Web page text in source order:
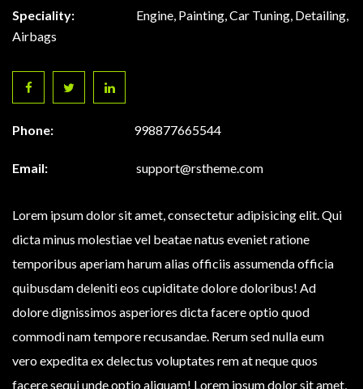
Speciality:
Engine, Painting, Car Tuning, Detailing,
Airbags
Phone: 998877665544
Email: support@rstheme.com
Lorem ipsum dolor sit amet, consectetur adipisicing elit. Qui
dicta minus molestiae vel beatae natus eveniet ratione
temporibus aperiam harum alias officiis assumenda officia
quibusdam deleniti eos cupiditate dolore doloribus! Ad
dolore dignissimos asperiores dicta facere optio quod
commodi nam tempore recusandae. Rerum sed nulla eum
vero expedita ex delectus voluptates rem at neque quos
facere sequi unde optio aliquam! Lorem ipsum dolor sit amet,